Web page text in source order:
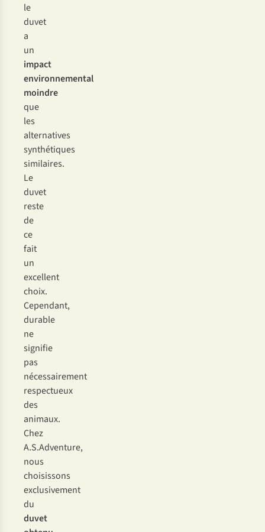
le
duvet
a
un
impact
environnemental
moindre
que
les
alternatives
synthétiques
similaires.
Le
duvet
reste
de
ce
fait
un
excellent
choix.
Cependant,
durable
ne
signifie
pas
nécessairement
respectueux
des
animaux.
Chez
A.S.Adventure,
nous
choisissons
exclusivement
du
duvet